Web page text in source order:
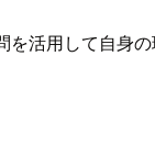
を活用して自身